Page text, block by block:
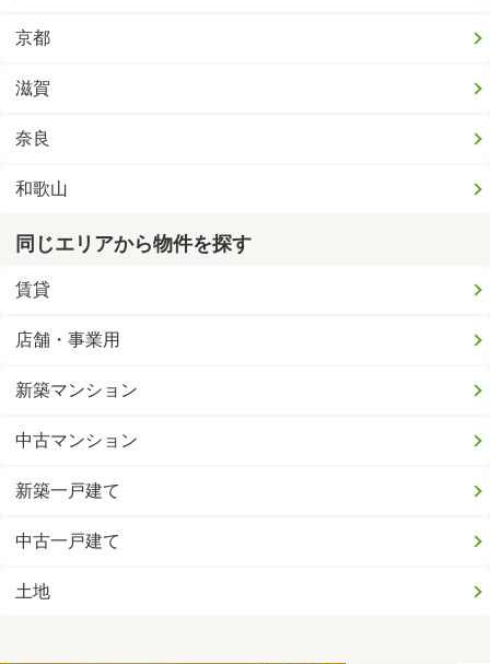
京都
滋賀
奈良
和歌山
同じエリアから物件を探す
賃貸
店舗・事業用
新築マンション
中古マンション
新築一戸建て
中古一戸建て
土地